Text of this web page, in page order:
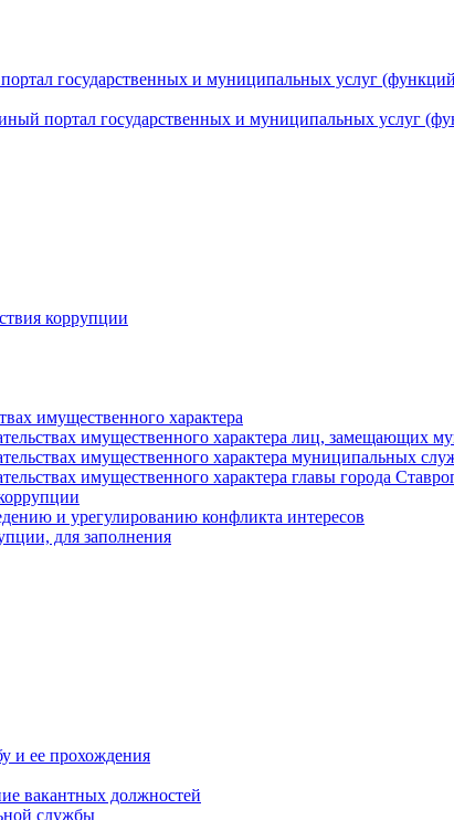
государственных и муниципальных услуг
портал государственных и муниципальных услуг
коррупции
имущественного характера
имущественного характера лиц,
имущественного характера муниципальных
имущественного характера главы города
и урегулированию конфликта интересов
для заполнения
и ее прохождения
вакантных должностей
службы